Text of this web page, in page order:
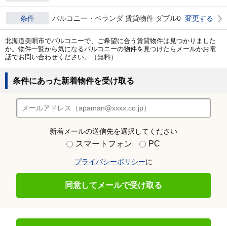
条件 バルコニー・ベランダ 賃貸物件 ダブル0 変更する
北海道美唄市でバルコニーで、ご希望に合う賃貸物件は見つかりました
か。物件一覧から気になるバルコニーの物件を見つけたらメールかお電
話でお問い合わせください。（無料）
条件にあった新着物件を受け取る
新着メールの送信先を選択してください
スマートフォン PC
プライバシーポリシーに
同意してメールで受け取る